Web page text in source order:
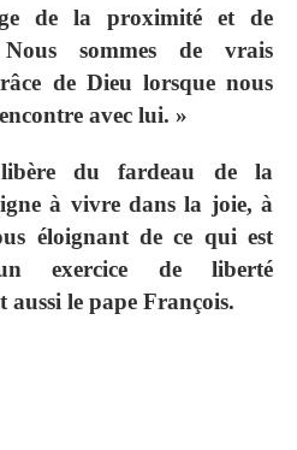
de la proximité et de
sommes de vrais
de Dieu lorsque nous
avec lui. »
du fardeau de la
à vivre dans la joie, à
éloignant de ce qui est
exercice de liberté
le pape François.